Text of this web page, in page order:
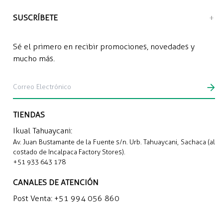
TIENDAS
Ikual Tahuaycani:
Av. Juan Bustamante de la Fuente s/n. Urb. Tahuaycani, Sachaca (al
costado de Incalpaca Factory Stores).
+51 933 643 178
CANALES DE ATENCIÓN
Post Venta: +51 994 056 860
SUSCRÍBETE
Sé el primero en recibir promociones, novedades y
mucho más.